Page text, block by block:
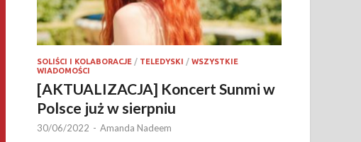
SOLIŚCI I KOLABORACJE / TELEDYSKI /WSZYSTKIE
WIADOMOŚCI
[AKTUALIZACJA] Koncert Sunmi w
Polsce już w sierpniu
30/06/2022 - Amanda Nadeem